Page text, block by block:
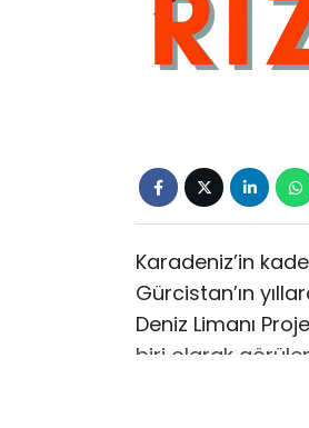
Karadeniz’in
Gürcistan’ın
Deniz Limanı
biri olarak